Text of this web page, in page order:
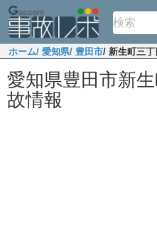
ホーム/ 愛知県/ 豊田市/ 新生町三丁
愛知県豊田市新
故情報